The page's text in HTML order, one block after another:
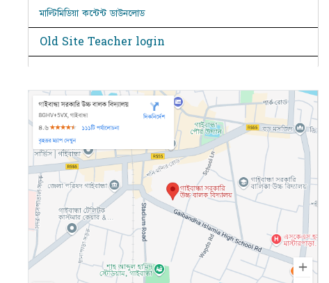
মাল্টিমিডিয়া কন্টেন্ট ডাউনলোড
Old Site Teacher login